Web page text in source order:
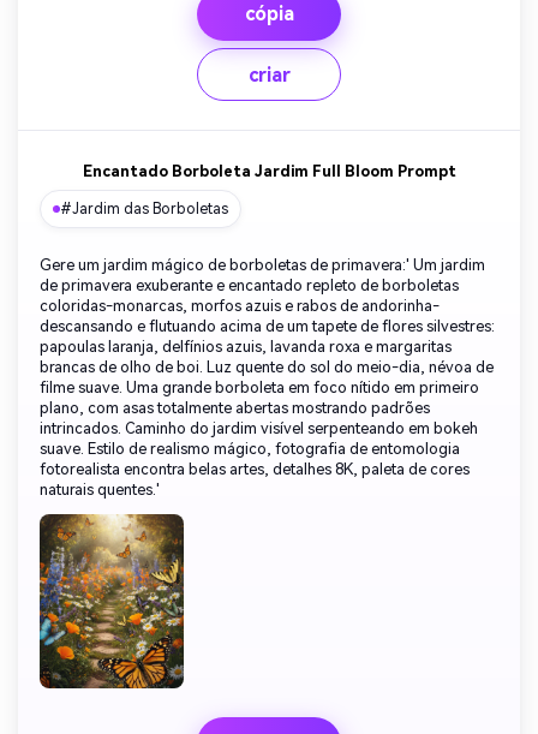
cópia
criar
Encantado Borboleta Jardim Full Bloom Prompt
#Jardim das Borboletas
Gere um jardim mágico de borboletas de primavera:' Um jardim
de primavera exuberante e encantado repleto de borboletas
coloridas-monarcas, morfos azuis e rabos de andorinha-
descansando e flutuando acima de um tapete de flores silvestres:
papoulas laranja, delfínios azuis, lavanda roxa e margaritas
brancas de olho de boi. Luz quente do sol do meio-dia, névoa de
filme suave. Uma grande borboleta em foco nítido em primeiro
plano, com asas totalmente abertas mostrando padrões
intrincados. Caminho do jardim visível serpenteando em bokeh
suave. Estilo de realismo mágico, fotografia de entomologia
fotorealista encontra belas artes, detalhes 8K, paleta de cores
naturais quentes.'